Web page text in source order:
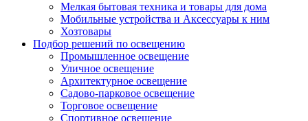
Мелкая бытовая техника и товары для дома
Мобильные устройства и Аксессуары к ним
Хозтовары
Подбор решений по освещению
Промышленное освещение
Уличное освещение
Архитектурное освещение
Садово-парковое освещение
Торговое освещение
Спортивное освещение